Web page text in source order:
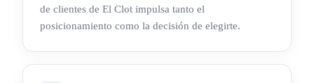
de clientes de El Clot impulsa tanto el
posicionamiento como la decisión de elegirte.